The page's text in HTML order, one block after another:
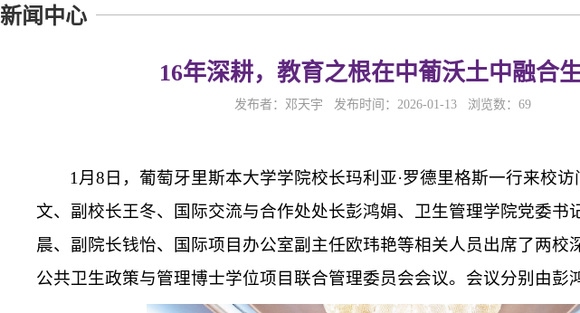
新闻中心
16年深耕，教育之根在中葡沃土中融合
发布者：邓天宇 发布时间：2026-01-13 浏览数： 69
1月8日，葡萄牙里斯本大学学院校长玛利亚·罗德里格斯一行来校
文、副校长王冬、国际交流与合作处处长彭鸿娟、卫生管理学院党委书
晨、副院长钱怡、国际项目办公室副主任欧玮艳等相关人员出席了两校
公共卫生政策与管理博士学位项目联合管理委员会会议。会议分别由彭